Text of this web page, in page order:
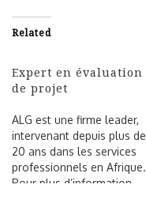
Related
Expert en évaluation
de projet
ALG est une firme leader,
intervenant depuis plus de
20 ans dans les services
professionnels en Afrique.
Pour plus d’information,